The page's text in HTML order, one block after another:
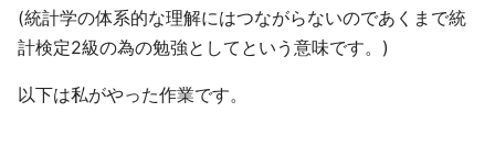
(統計学の体系的な理解にはつながらないのであくまで統
計検定2級の為の勉強としてという意味です。)
以下は私がやった作業です。